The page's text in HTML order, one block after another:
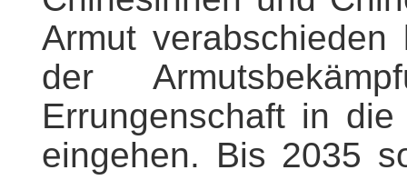
Armut
der
Errungenschaft in
eingehen. Bis 2035